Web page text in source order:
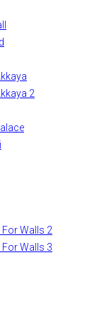
2
Walls 2
Walls 3